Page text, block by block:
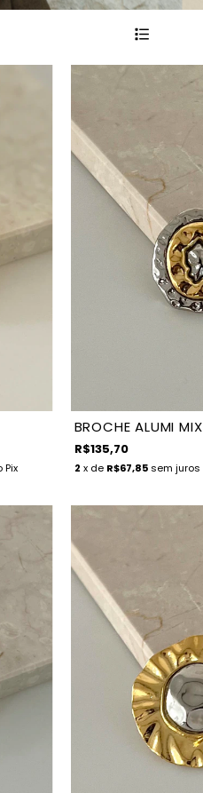
Pix
BROCHE ALUMI MIX
R$135,70
2 x de R$67,85 sem juros